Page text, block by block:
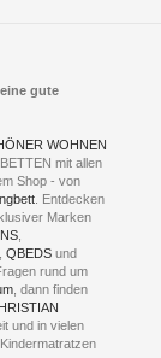
gute
WOHNEN
mit allen
Shop - von
. Entdecken
Marken
,QBEDS und
rund um
, dann finden
und in vielen